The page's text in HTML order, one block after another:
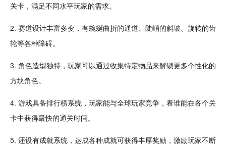
关卡，满足不同水平玩家的需求。
2. 赛道设计丰富多变，有蜿蜒曲折的通道、陡峭的斜坡、旋转的齿
轮等各种障碍。
3. 角色造型独特，玩家可以通过收集特定物品来解锁更多个性化的
方块角色。
4. 游戏具备排行榜系统，玩家能与全球玩家竞争，看谁能在各个关
卡中获得最快的通关时间。
5. 还设有成就系统，达成各种成就可获得丰厚奖励 ，激励玩家不断